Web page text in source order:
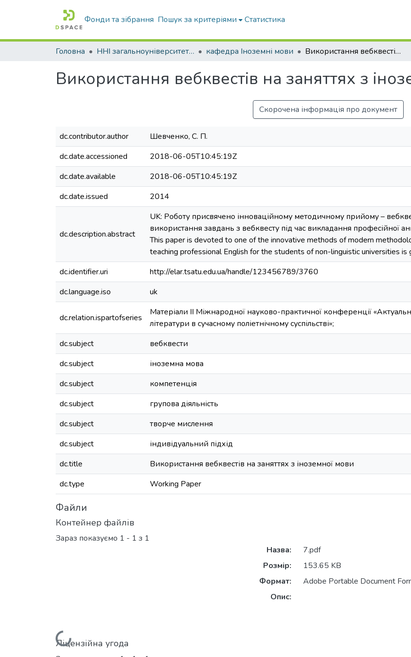
Фонди та зібрання Пошук за критеріями Статистика
Головна ННІ загальноуніверситетської підготовки кафедра Іноземні мови Використання вебквестів на заняттях з іноземної мови
Використання вебквестів на заняттях з
Скорочена інформація про документ
dc.contributor.author
Шевченко, С. П.
dc.date.accessioned
2018-06-05T10:45:19Z
dc.date.available
2018-06-05T10:45:19Z
dc.date.issued
2014
dc.description.abstract
UK: Роботу присвячено інноваційному методичному прийому –
використання завдань з вебквесту під час викладання професійної
This paper is devoted to one of the innovative methods of modern
teaching professional English for the students of non-linguistic universities is
dc.identifier.uri
http://elar.tsatu.edu.ua/handle/123456789/3760
dc.language.iso
uk
dc.relation.ispartofseries
Матеріали ІІ Міжнародної науково-практичної конференції
літератури в сучасному поліетнічному суспільстві»;
dc.subject
вебквести
dc.subject
іноземна мова
dc.subject
компетенція
dc.subject
групова діяльність
dc.subject
творче мислення
dc.subject
індивідуальний підхід
dc.title
Використання вебквестів на заняттях з іноземної мови
dc.type
Working Paper
Файли
Контейнер файлів
Зараз показуємо 1 - 1 з 1
Назва:
7.pdf
Розмір:
153.65 KB
Формат:
Adobe Portable Document
Опис:
Ліцензійна угода